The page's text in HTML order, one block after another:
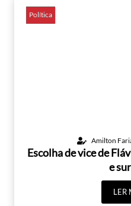
Política
Amilton
Escolha de vice de
e
LER